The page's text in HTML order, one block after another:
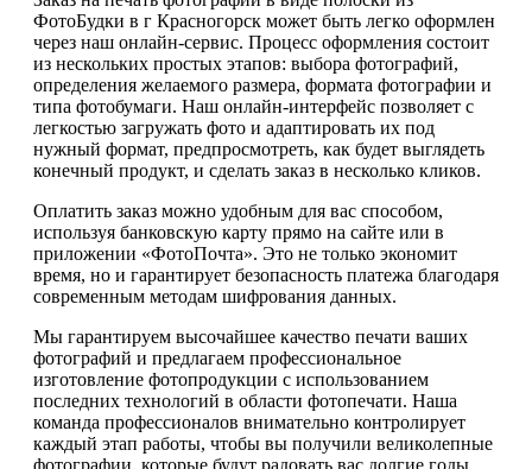
ФотоБудки в г Красногорск может быть легко оформлен
через наш онлайн-сервис. Процесс оформления состоит
из нескольких простых этапов: выбора фотографий,
определения желаемого размера, формата фотографии и
типа фотобумаги. Наш онлайн-интерфейс позволяет с
легкостью загружать фото и адаптировать их под
нужный формат, предпросмотреть, как будет выглядеть
конечный продукт, и сделать заказ в несколько кликов.
Оплатить заказ можно удобным для вас способом,
используя банковскую карту прямо на сайте или в
приложении «ФотоПочта». Это не только экономит
время, но и гарантирует безопасность платежа благодаря
современным методам шифрования данных.
Мы гарантируем высочайшее качество печати ваших
фотографий и предлагаем профессиональное
изготовление фотопродукции с использованием
последних технологий в области фотопечати. Наша
команда профессионалов внимательно контролирует
каждый этап работы, чтобы вы получили великолепные
фотографии, которые будут радовать вас долгие годы.